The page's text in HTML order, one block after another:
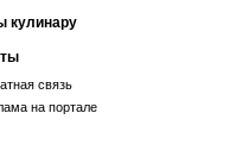
кулинару
связь
на портале